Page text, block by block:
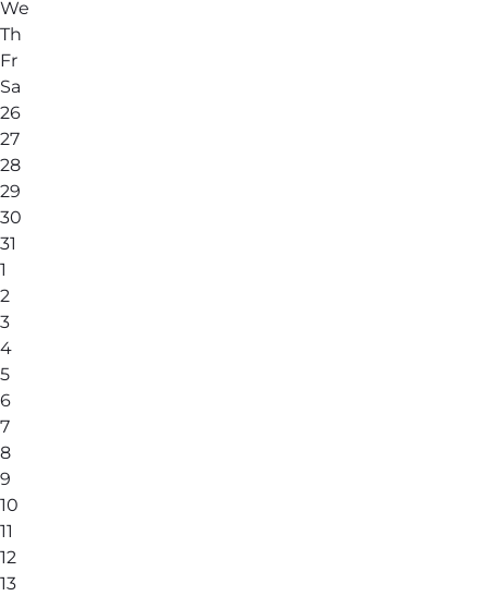
We
Th
Fr
Sa
26
27
28
29
30
31
1
2
3
4
5
6
7
8
9
10
11
12
13